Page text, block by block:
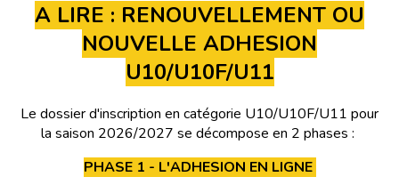
A LIRE : RENOUVELLEMENT OU
NOUVELLE ADHESION
U10/U10F/U11
Le dossier d'inscription en catégorie U10/U10F/U11 pour
la saison 2026/2027 se décompose en 2 phases :
PHASE 1 - L'ADHESION EN LIGNE